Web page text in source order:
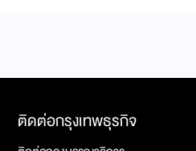
ติดต่อกรุงเทพธุรกิจ